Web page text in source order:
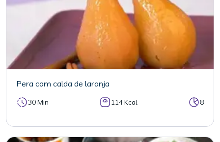
Pera com calda de laranja
30 Min 114 Kcal 8